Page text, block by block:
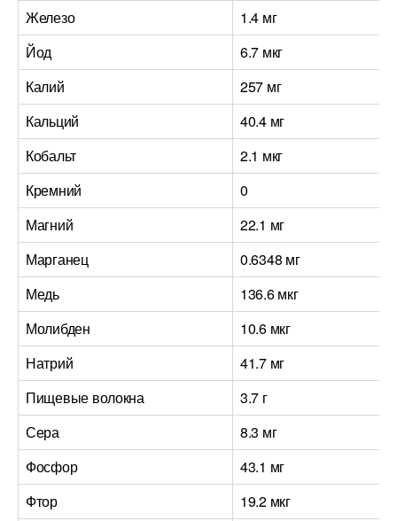
Железо
1.4 мг
Йод
6.7 мкг
Калий
257 мг
Кальций
40.4 мг
Кобальт
2.1 мкг
Кремний
0
Магний
22.1 мг
Марганец
0.6348 мг
Медь
136.6 мкг
Молибден
10.6 мкг
Натрий
41.7 мг
Пищевые волокна
3.7 г
Сера
8.3 мг
Фосфор
43.1 мг
Фтор
19.2 мкг